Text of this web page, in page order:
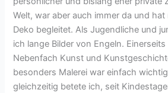
Welt, war aber auch immer da und
Deko begleitet. Als Jugendliche und
ich lange Bilder von Engeln.
Nebenfach Kunst und
besonders Malerei war einfach
gleichzeitig betete ich, seit